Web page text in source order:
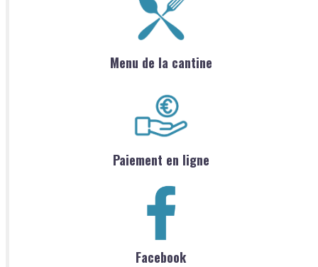
Menu de la cantine
Paiement en ligne
Facebook